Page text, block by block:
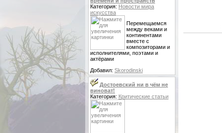
Категория: Новости мира
искусства
Перемещаемся
между веками и
континентами
вместе с
композиторами и
исполнителями, поэтами и
актёрами
Добавил: Skorodinski
Достоевский ни в чём не
виноват!
Категория: Критические статьи